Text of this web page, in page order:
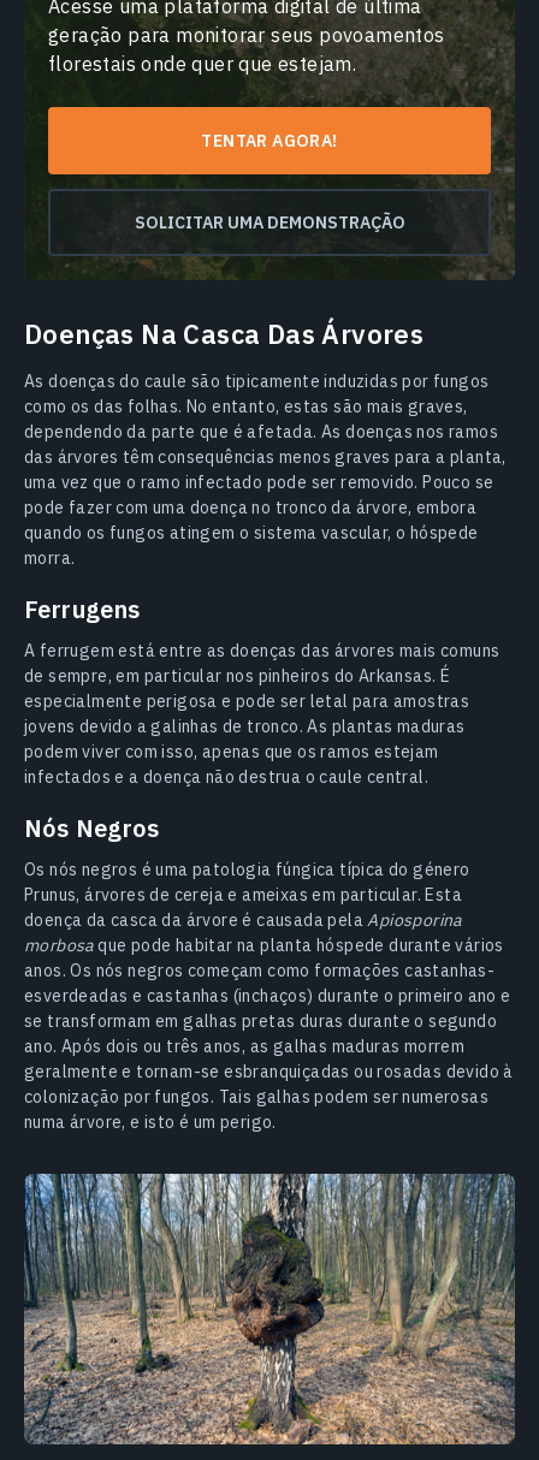
Acesse uma plataforma digital de última
geração para monitorar seus povoamentos
florestais onde quer que estejam.
TENTAR AGORA!
SOLICITAR UMA DEMONSTRAÇÃO
Doenças Na Casca Das Árvores
As doenças do caule são tipicamente induzidas por fungos
como os das folhas. No entanto, estas são mais graves,
dependendo da parte que é afetada. As doenças nos ramos
das árvores têm consequências menos graves para a planta,
uma vez que o ramo infectado pode ser removido. Pouco se
pode fazer com uma doença no tronco da árvore, embora
quando os fungos atingem o sistema vascular, o hóspede
morra.
Ferrugens
A ferrugem está entre as doenças das árvores mais comuns
de sempre, em particular nos pinheiros do Arkansas. É
especialmente perigosa e pode ser letal para amostras
jovens devido a galinhas de tronco. As plantas maduras
podem viver com isso, apenas que os ramos estejam
infectados e a doença não destrua o caule central.
Nós Negros
Os nós negros é uma patologia fúngica típica do género
Prunus, árvores de cereja e ameixas em particular. Esta
doença da casca da árvore é causada pelaApiosporina
morbosaque pode habitar na planta hóspede durante vários
anos. Os nós negros começam como formações castanhas-
esverdeadas e castanhas (inchaços) durante o primeiro ano e
se transformam em galhas pretas duras durante o segundo
ano. Após dois ou três anos, as galhas maduras morrem
geralmente e tornam-se esbranquiçadas ou rosadas devido à
colonização por fungos. Tais galhas podem ser numerosas
numa árvore, e isto é um perigo.